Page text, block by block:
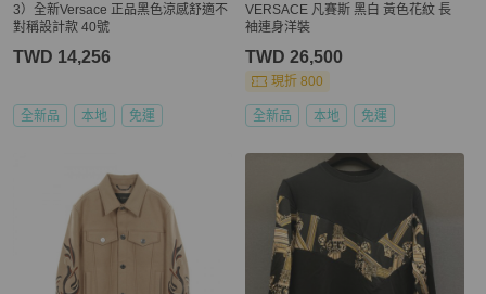
3）全新Versace 正品黑色涼感舒適不
對稱設計款 40號
TWD 14,256
全新品 本地 免運
VERSACE 凡賽斯 黑白 黃色花紋 長
袖連身洋裝
TWD 26,500
現折 800
全新品 本地 免運